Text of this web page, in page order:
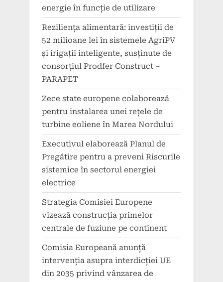
energie în funcție de utilizare
Reziliența alimentară: investiții de
52 milioane lei în sistemele AgriPV
și irigații inteligente, susținute de
consorțiul Prodfer Construct –
PARAPET
Zece state europene colaborează
pentru instalarea unei rețele de
turbine eoliene în Marea Nordului
Executivul elaborează Planul de
Pregătire pentru a preveni Riscurile
sistemice în sectorul energiei
electrice
Strategia Comisiei Europene
vizează construcția primelor
centrale de fuziune pe continent
Comisia Europeană anunță
intervenția asupra interdicției UE
din 2035 privind vânzarea de